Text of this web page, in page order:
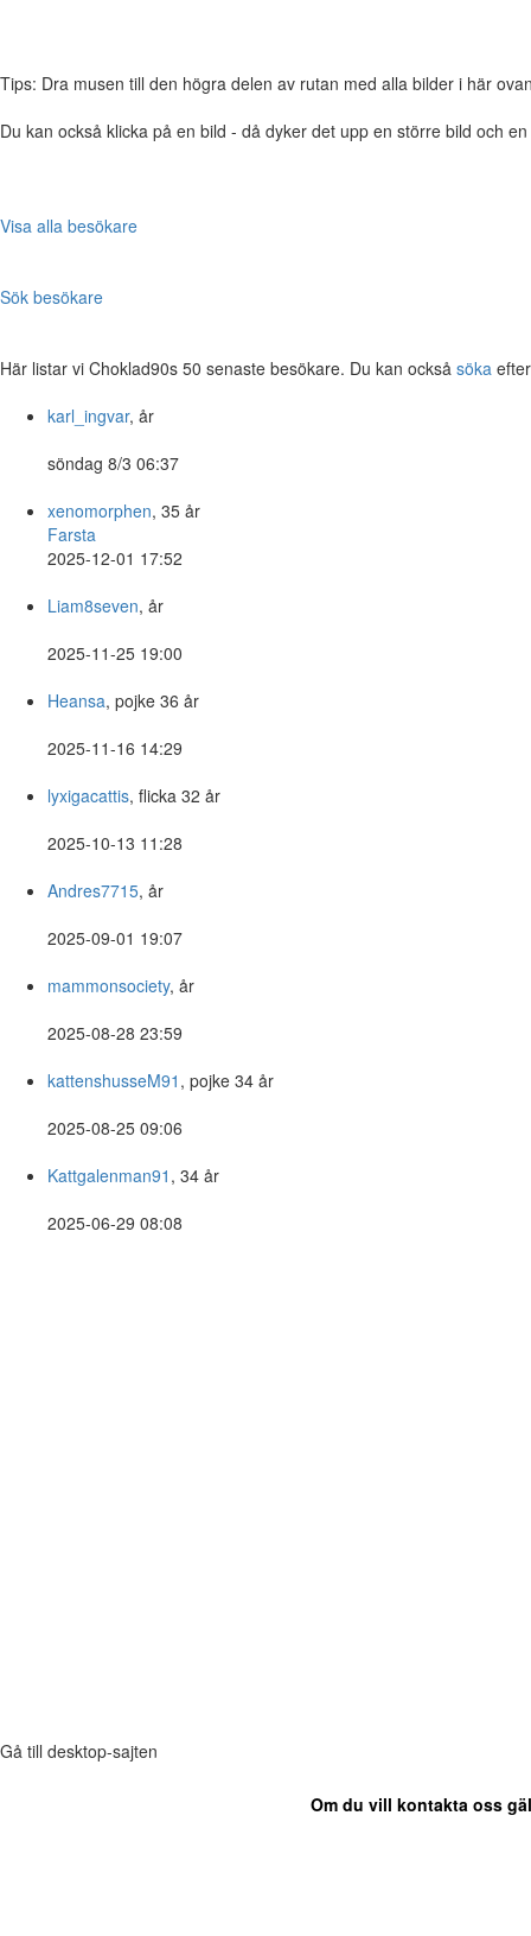
Tips: Dra musen till den högra delen av rutan med alla bilder i här
Du kan också klicka på en bild - då dyker det upp en större bild och
Visa alla besökare
Sök besökare
Här listar vi Choklad90s 50 senaste besökare. Du kan också söka
karl_ingvar, år
söndag 8/3 06:37
xenomorphen, 35 år
Farsta
2025-12-01 17:52
Liam8seven, år
2025-11-25 19:00
Heansa, pojke 36 år
2025-11-16 14:29
lyxigacattis, flicka 32 år
2025-10-13 11:28
Andres7715, år
2025-09-01 19:07
mammonsociety, år
2025-08-28 23:59
kattenshusseM91 , pojke 34 år
2025-08-25 09:06
Kattgalenman91 , 34 år
2025-06-29 08:08
Gå till desktop-sajten
Om du vill kontakta oss